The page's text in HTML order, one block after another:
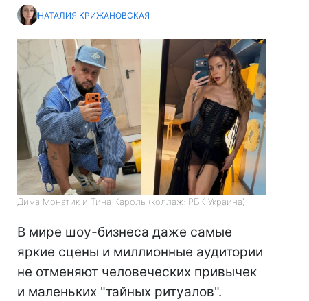
НАТАЛИЯ КРИЖАНОВСКАЯ
Дима Монатик и Тина Кароль (коллаж: РБК-Украина)
В мире шоу-бизнеса даже самые
яркие сцены и миллионные аудитории
не отменяют человеческих привычек
и маленьких "тайных ритуалов".